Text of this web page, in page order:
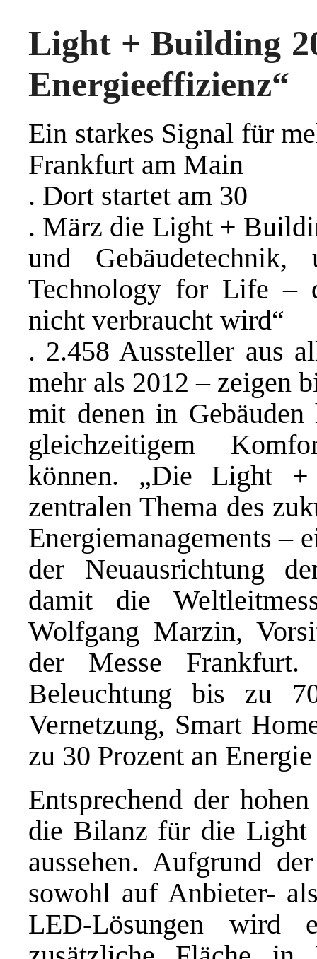
Light + Building
Energieeffizienz“
Ein starkes Signal für
Frankfurt am Main
. Dort startet am 30
. März die Light +
und
Technology for Life –
nicht verbraucht wird“
. 2.458 Aussteller aus
mehr als 2012 – zeigen
mit denen in Gebäuden
gleichzeitigem
können. „Die Light
zentralen Thema des
Energiemanagements –
der Neuausrichtung
damit die
Wolfgang Marzin,
der Messe
Beleuchtung bis zu
Vernetzung, Smart
zu 30 Prozent an
Entsprechend der
die Bilanz für die Light
aussehen. Aufgrund
sowohl auf Anbieter-
LED-Lösungen